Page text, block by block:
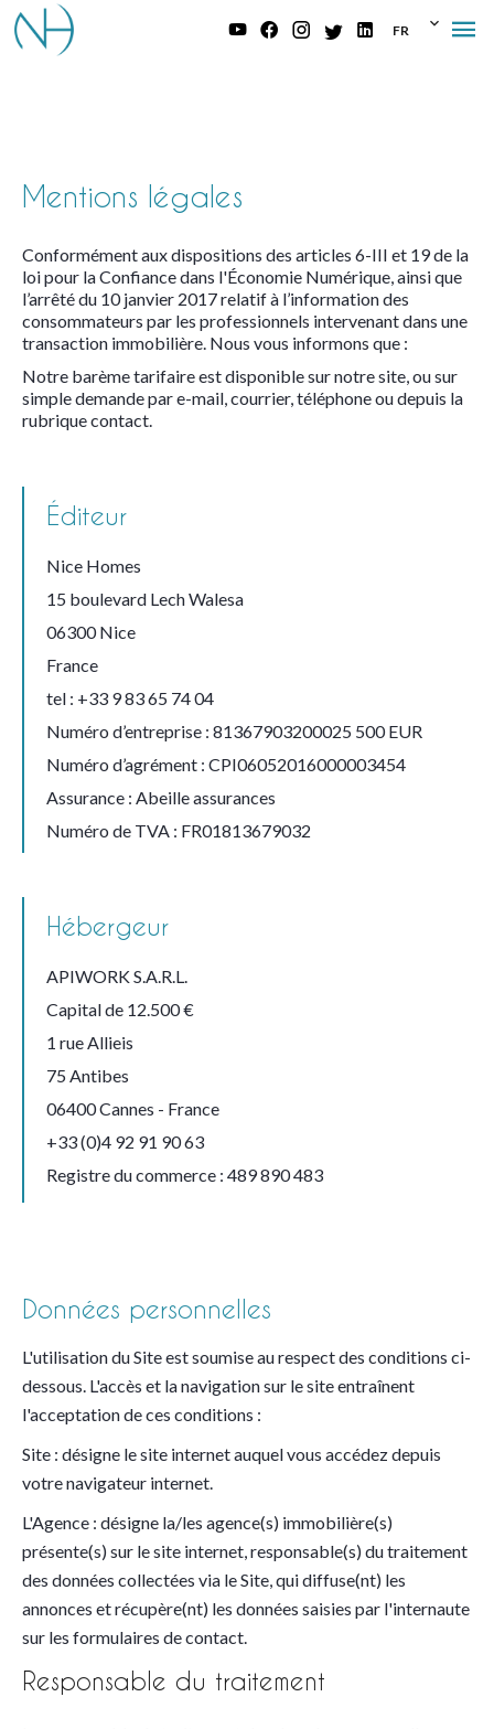
FR
Mentions légales
Conformément aux dispositions des articles 6-III et 19 de la
loi pour la Confiance dans l'Économie Numérique, ainsi que
l’arrêté du 10 janvier 2017 relatif à l’information des
consommateurs par les professionnels intervenant dans une
transaction immobilière. Nous vous informons que :
Notre barème tarifaire est disponible sur notre site, ou sur
simple demande par e-mail, courrier, téléphone ou depuis la
rubrique contact.
Éditeur
Nice Homes
15 boulevard Lech Walesa
06300 Nice
France
tel : +33 9 83 65 74 04
Numéro d’entreprise : 81367903200025 500 EUR
Numéro d’agrément : CPI06052016000003454
Assurance : Abeille assurances
Numéro de TVA : FR01813679032
Hébergeur
APIWORK S.A.R.L.
Capital de 12.500 €
1 rue Allieis
75 Antibes
06400 Cannes - France
+33 (0)4 92 91 90 63
Registre du commerce : 489 890 483
Données personnelles
L'utilisation du Site est soumise au respect des conditions ci-
dessous. L'accès et la navigation sur le site entraînent
l'acceptation de ces conditions :
Site : désigne le site internet auquel vous accédez depuis
votre navigateur internet.
L'Agence : désigne la/les agence(s) immobilière(s)
présente(s) sur le site internet, responsable(s) du traitement
des données collectées via le Site, qui diffuse(nt) les
annonces et récupère(nt) les données saisies par l'internaute
sur les formulaires de contact.
Responsable du traitement